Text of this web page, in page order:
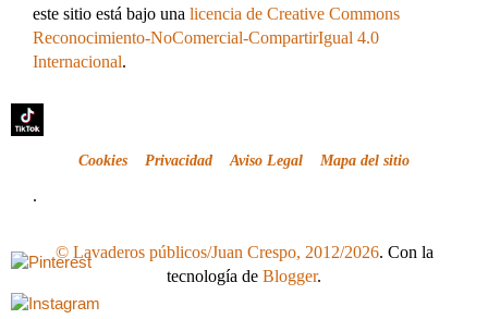
este sitio está bajo una licencia de Creative Commons
Reconocimiento-NoComercial-CompartirIgual 4.0
Internacional.
Cookies Privacidad Aviso Legal Mapa del sitio
.
© Lavaderos públicos/Juan Crespo, 2012/2026. Con la
tecnología de Blogger.